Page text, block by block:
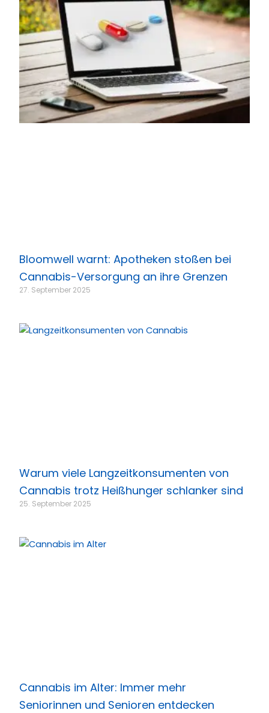
Bloomwell warnt: Apotheken stoßen bei
Cannabis-Versorgung an ihre Grenzen
27. September 2025
Warum viele Langzeitkonsumenten von
Cannabis trotz Heißhunger schlanker sind
25. September 2025
Cannabis im Alter: Immer mehr
Seniorinnen und Senioren entdecken